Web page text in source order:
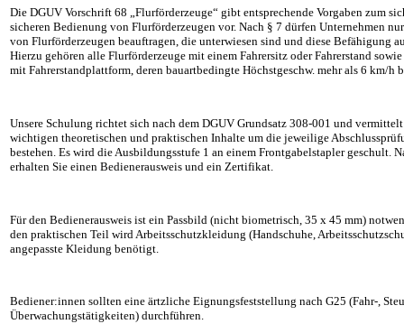
Die DGUV Vorschrift 68 „Flurförderzeuge“ gibt entsprechende Vorgaben zum
sicheren Bedienung von Flurförderzeugen vor. Nach § 7 dürfen Unternehmen
von Flurförderzeugen beauftragen, die unterwiesen sind und diese Befähigung
Hierzu gehören alle Flurförderzeuge mit einem Fahrersitz oder Fahrerstand
mit Fahrerstandplattform, deren bauartbedingte Höchstgeschw. mehr als 6 km/h
Unsere Schulung richtet sich nach dem DGUV Grundsatz 308-001 und
wichtigen theoretischen und praktischen Inhalte um die jeweilige
bestehen. Es wird die Ausbildungsstufe 1 an einem Frontgabelstapler geschult.
erhalten Sie einen Bedienerausweis und ein Zertifikat.
Für den Bedienerausweis ist ein Passbild (nicht biometrisch, 35 x 45 mm)
den praktischen Teil wird Arbeitsschutzkleidung (Handschuhe,
angepasste Kleidung benötigt.
Bediener:innen sollten eine ärtzliche Eignungsfeststellung nach G25 (Fahr-,
Überwachungstätigkeiten) durchführen.